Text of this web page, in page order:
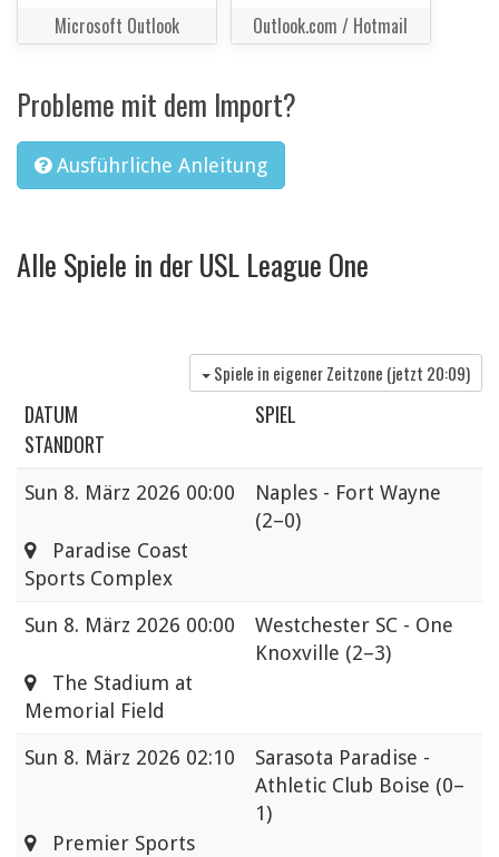
Microsoft Outlook Outlook.com / Hotmail
Probleme mit dem Import?
Ausführliche Anleitung
Alle Spiele in der USL League One
Spiele in eigener Zeitzone (jetzt 20:09)
DATUM
SPIEL
STANDORT
Sun 8. März 2026 00:00
Naples - Fort Wayne
(2–0)
Paradise Coast
Sports Complex
Sun 8. März 2026 00:00
Westchester SC - One
Knoxville (2–3)
The Stadium at
Memorial Field
Sun 8. März 2026 02:10
Sarasota Paradise -
Athletic Club Boise (0–
1)
Premier Sports